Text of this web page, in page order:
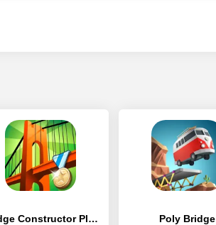
Bridge Constructor Playground Poly Bridge